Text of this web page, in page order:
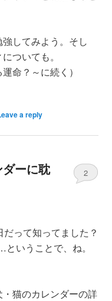
してみよう。そし
ついても。
命？～に続く）
a reply
ーに耽
2
って知ってました？
いうことで、ね。
猫のカレンダーの詳